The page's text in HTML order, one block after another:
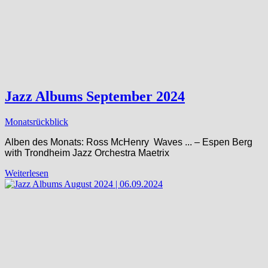
Jazz Albums September 2024
Monatsrückblick
Alben des Monats: Ross McHenry Waves ​.​.​. – Espen Berg
with Trondheim Jazz Orchestra Maetrix
Weiterlesen